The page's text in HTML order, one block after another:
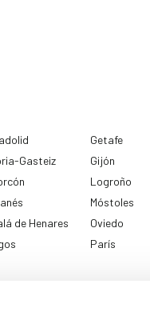
Gasteiz
de Henares
Getafe
Gijón
Logroño
Móstoles
Oviedo
París